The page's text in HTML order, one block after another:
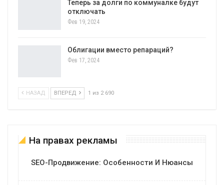
Теперь за долги по коммуналке будут
отключать
Фев 19, 2024
Облигации вместо репараций?
Фев 17, 2024
НАЗАД ВПЕРЕД 1 из 2 690
На правах рекламы
SEO-Продвижение: Особенности И Нюансы